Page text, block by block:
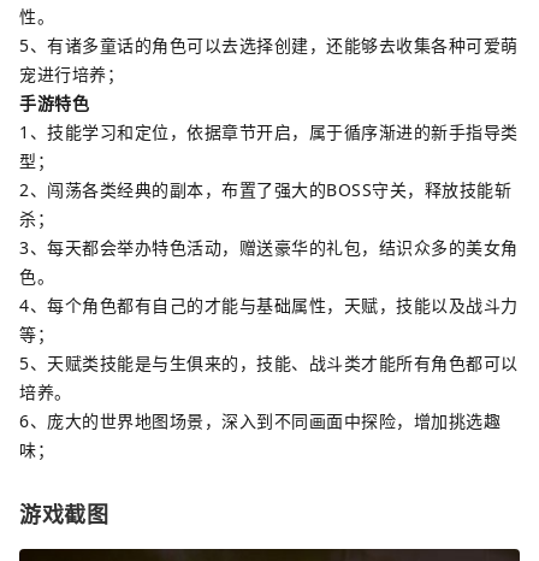
性。
5、有诸多童话的角色可以去选择创建，还能够去收集各种可爱萌
宠进行培养；
手游特色
1、技能学习和定位，依据章节开启，属于循序渐进的新手指导类
型；
2、闯荡各类经典的副本，布置了强大的BOSS守关，释放技能斩
杀；
3、每天都会举办特色活动，赠送豪华的礼包，结识众多的美女角
色。
4、每个角色都有自己的才能与基础属性，天赋，技能以及战斗力
等；
5、天赋类技能是与生俱来的，技能、战斗类才能所有角色都可以
培养。
6、庞大的世界地图场景，深入到不同画面中探险，增加挑选趣
味；
游戏截图